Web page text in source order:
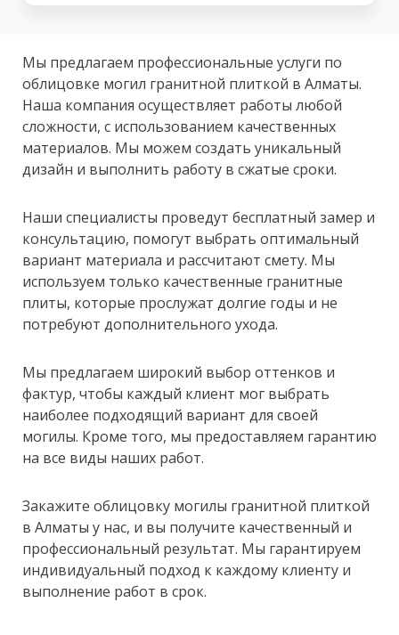
Мы предлагаем профессиональные услуги по
облицовке могил гранитной плиткой в Алматы.
Наша компания осуществляет работы любой
сложности, с использованием качественных
материалов. Мы можем создать уникальный
дизайн и выполнить работу в сжатые сроки.
Наши специалисты проведут бесплатный замер и
консультацию, помогут выбрать оптимальный
вариант материала и рассчитают смету. Мы
используем только качественные гранитные
плиты, которые прослужат долгие годы и не
потребуют дополнительного ухода.
Мы предлагаем широкий выбор оттенков и
фактур, чтобы каждый клиент мог выбрать
наиболее подходящий вариант для своей
могилы. Кроме того, мы предоставляем гарантию
на все виды наших работ.
Закажите облицовку могилы гранитной плиткой
в Алматы у нас, и вы получите качественный и
профессиональный результат. Мы гарантируем
индивидуальный подход к каждому клиенту и
выполнение работ в срок.